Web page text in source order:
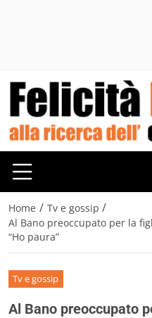
Home / Tv e gossip /
Al Bano preoccupato per la
“Ho paura”
Tv e gossip
Al Bano preoccupato